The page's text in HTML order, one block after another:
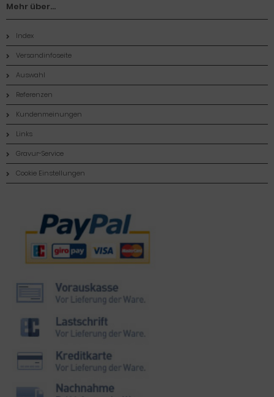
Mehr über...
Index
Versandinfoseite
Auswahl
Referenzen
Kundenmeinungen
Links
Gravur-Service
Cookie Einstellungen
Zahlungsmethoden